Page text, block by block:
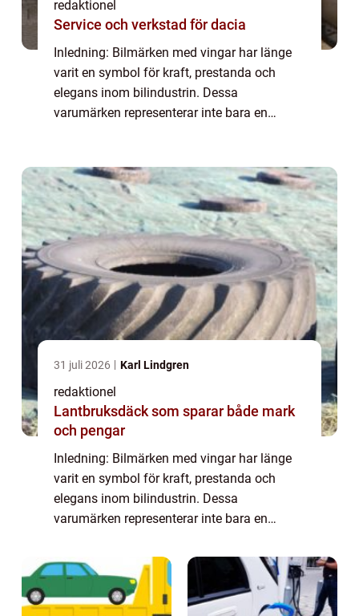
redaktionel
Service och verkstad för dacia
Inledning: Bilmärken med vingar har länge
varit en symbol för kraft, prestanda och
elegans inom bilindustrin. Dessa
varumärken representerar inte bara en
utforska bi...
31 juli 2026 Karl Lindgren
redaktionel
Lantbruksdäck som sparar både mark
och pengar
Inledning: Bilmärken med vingar har länge
varit en symbol för kraft, prestanda och
elegans inom bilindustrin. Dessa
varumärken representerar inte bara en
bilhistorien. I denna artikel kommer vi att
utforska bi...